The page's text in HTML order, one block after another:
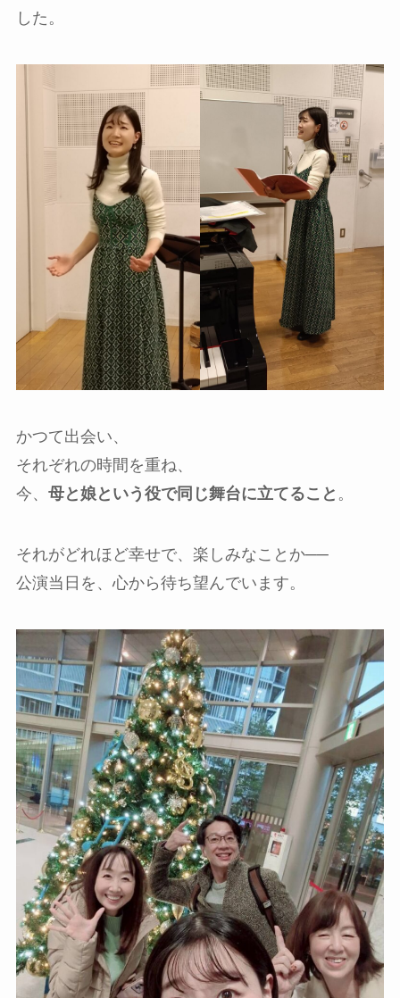
した。
かつて出会い、
それぞれの時間を重ね、
今、 母と娘という役で同じ舞台に立てること 。
それがどれほど幸せで、楽しみなことか──
公演当日を、心から待ち望んでいます。